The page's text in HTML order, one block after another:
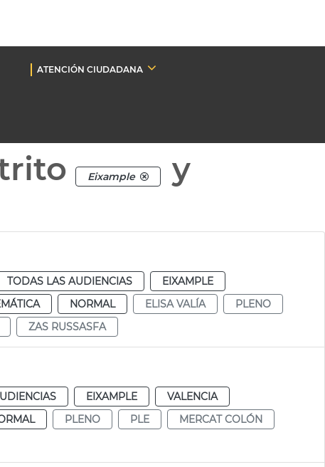
ATENCIÓN CIUDADANA
Eixample
y
TODAS LAS AUDIENCIAS
EIXAMPLE
NORMAL ELISA VALÍA
PLENO
ZAS RUSSASFA
EIXAMPLE
VALENCIA
PLENO PLE
MERCAT COLÓN